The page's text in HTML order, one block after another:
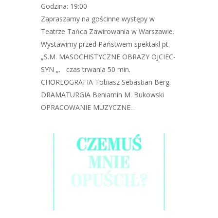
Godzina: 19:00
Zapraszamy na gościnne występy w
Teatrze Tańca Zawirowania w Warszawie.
Wystawimy przed Państwem spektakl pt.
„S.M. MASOCHISTYCZNE OBRAZY OJCIEC-
SYN „. czas trwania 50 min.
CHOREOGRAFIA Tobiasz Sebastian Berg
DRAMATURGIA Beniamin M. Bukowski
OPRACOWANIE MUZYCZNE…